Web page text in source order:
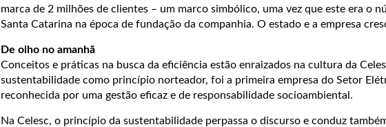
marca de 2 milhões de clientes – um marco simbólico, uma vez que este era o
Santa Catarina na época de fundação da companhia. O estado e a empresa
De olho no amanhã
Conceitos e práticas na busca da eficiência estão enraizados na cultura da
sustentabilidade como princípio norteador, foi a primeira empresa do Setor
reconhecida por uma gestão eficaz e de responsabilidade socioambiental.
Na Celesc, o princípio da sustentabilidade perpassa o discurso e conduz